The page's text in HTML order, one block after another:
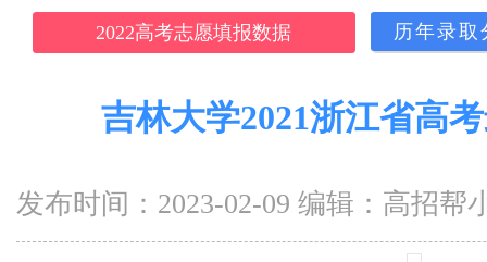
2022高考志愿填报数据 历年录
吉林大学2021浙江省高
发布时间：2023-02-09 编辑：高招帮